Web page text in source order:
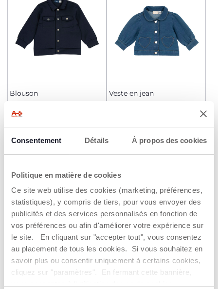
Consentement Détails À propos des cookies
Politique en matière de cookies
Ce site web utilise des cookies (marketing, préférences,
statistiques), y compris de tiers, pour vous envoyer des
publicités et des services personnalisés en fonction de
vos préférences ou afin d'améliorer votre expérience sur
le site. En cliquant sur "accepter tout", vous consentez
au placement de tous les cookies. Si vous souhaitez en
savoir plus ou consentir uniquement à certains cookies,
cliquez sur "paramètres". En fermant cette bannière,
Blouson
Dès 27,99 €
AJOUTER
Veste en jean
AJOUTER